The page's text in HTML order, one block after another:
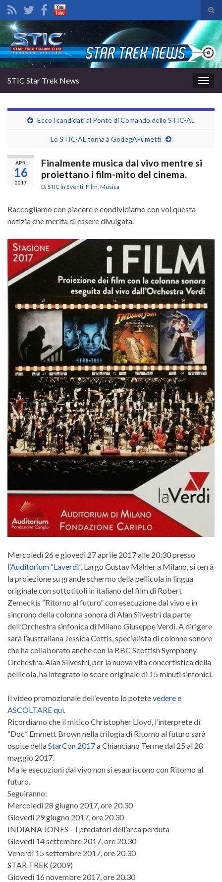
il
di
Search for:
la
STIC Star Trek News
Ecco i candidati al Ponte di Comando dello STIC-AL
Lo STIC-AL torna a GodegAFumetti
APR
16
2017
Finalmente musica dal vivo mentre si
proiettano i film-mito del cinema.
DiSTICin Eventi Film Musica
Raccogliamo con piacere e condividiamo con voi questa
notizia che merita di essere divulgata.
Mercoledì 26 e giovedì 27 aprile 2017 alle 20:30 presso
l’Auditorium “Laverdi”, Largo Gustav Mahler a Milano, si terrà
la proiezione su grande schermo della pellicola in lingua
originale con sottotitoli in italiano del film di Robert
Zemeckis “Ritorno al futuro” con esecuzione dal vivo e in
sincrono della colonna sonora di Alan Silvestri da parte
dell’Orchestra sinfonica di Milano Giuseppe Verdi. A dirigere
sarà l’australiana Jessica Cottis, specialista di colonne sonore
che ha collaborato anche con la BBC Scottish Symphony
Orchestra. Alan Silvestri, per la nuova vita concertistica della
pellicola, ha integrato lo score originale di 15 minuti sinfonici.
Il video promozionale dell’evento lo potetevedere e
ASCOLTARE qui
Ricordiamo che il mitico Christopher Lloyd, l’interprete di
“Doc” Emmett Brown nella trilogia di Ritorno al futuro sarà
ospite dellaStarCon 2017a Chianciano Terme dal 25 al 28
maggio 2017.
Ma le esecuzioni dal vivo non si esauriscono con Ritorno al
futuro.
Seguiranno:
Mercoledì 28 giugno 2017, ore 20.30
Giovedì 29 giugno 2017, ore 20.30
INDIANA JONES – I predatori dell’arca perduta
Giovedì 14 settembre 2017, ore 20.30
Venerdì 15 settembre 2017, ore 20.30
STAR TREK (2009)
Giovedì 16 novembre 2017, ore 20.30